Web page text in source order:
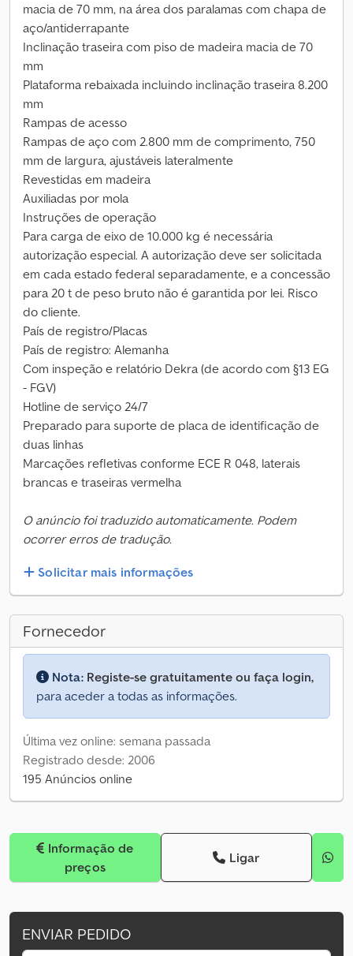
macia de 70 mm, na área dos paralamas com chapa de
aço/antiderrapante
Inclinação traseira com piso de madeira macia de 70
mm
Plataforma rebaixada incluindo inclinação traseira 8.200
mm
Rampas de acesso
Rampas de aço com 2.800 mm de comprimento, 750
mm de largura, ajustáveis lateralmente
Revestidas em madeira
Auxiliadas por mola
Instruções de operação
Para carga de eixo de 10.000 kg é necessária
autorização especial. A autorização deve ser solicitada
em cada estado federal separadamente, e a concessão
para 20 t de peso bruto não é garantida por lei. Risco
do cliente.
País de registro/Placas
País de registro: Alemanha
Com inspeção e relatório Dekra (de acordo com §13 EG
- FGV)
Hotline de serviço 24/7
Preparado para suporte de placa de identificação de
duas linhas
Marcações refletivas conforme ECE R 048, laterais
brancas e traseiras vermelha
O anúncio foi traduzido automaticamente. Podem
ocorrer erros de tradução.
Solicitar mais informações
Fornecedor
Nota: Registe-se gratuitamente ou faça login,
para aceder a todas as informações.
Última vez online: semana passada
Registrado desde: 2006
195 Anúncios online
preços
Ligar
ENVIAR PEDIDO